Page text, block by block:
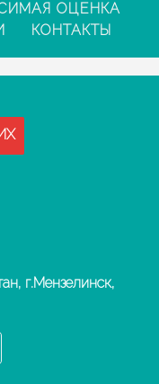
ОЦЕНКА
КОНТАКТЫ
г.Мензелинск,